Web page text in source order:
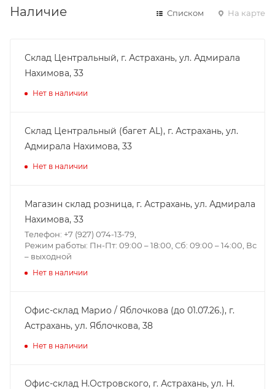
Наличие Списком На карте
Склад Центральный, г. Астрахань, ул. Адмирала
Нахимова, 33
Нет в наличии
Склад Центральный (багет AL), г. Астрахань, ул.
Адмирала Нахимова, 33
Нет в наличии
Магазин склад розница, г. Астрахань, ул. Адмирала
Нахимова, 33
Телефон: +7 (927) 074-13-79,
Режим работы: Пн-Пт: 09:00 – 18:00, Сб: 09:00 – 14:00, Вс
– выходной
Нет в наличии
Офис-склад Марио / Яблочкова (до 01.07.26.), г.
Астрахань, ул. Яблочкова, 38
Нет в наличии
Офис-склад Н.Островского, г. Астрахань, ул. Н.